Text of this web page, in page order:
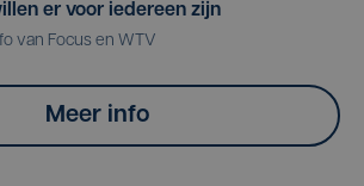
er voor iedereen zijn
van Focus en WTV
Meer info